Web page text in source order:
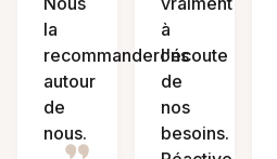
la
recommanderons
autour
de
nous.
à
l'écoute
de
nos
besoins.